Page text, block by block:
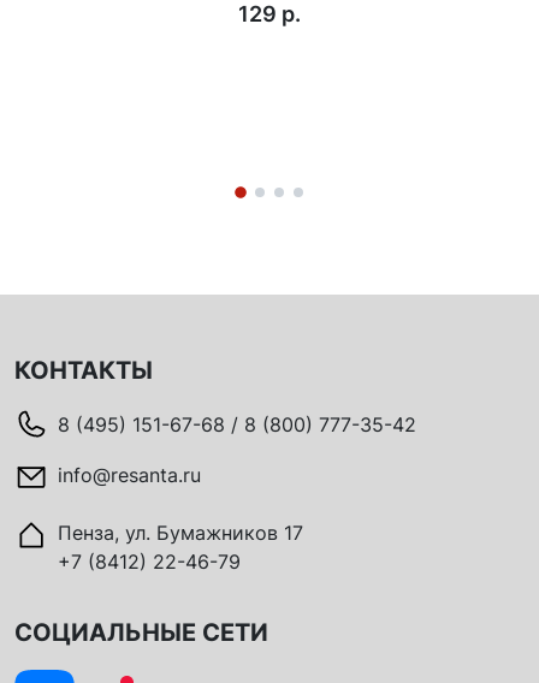
129 p.
КОНТАКТЫ
8 (495) 151-67-68 / 8 (800) 777-35-42
info@resanta.ru
Пенза, ул. Бумажников 17
+7 (8412) 22-46-79
СОЦИАЛЬНЫЕ СЕТИ